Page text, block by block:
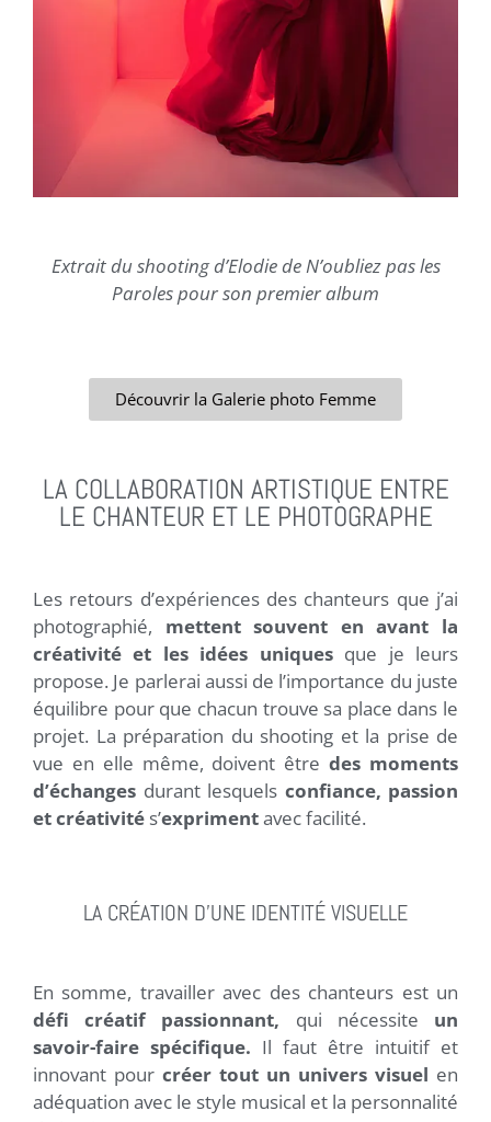
Extrait du shooting d’Elodie de N’oubliez pas les
Paroles pour son premier album
Découvrir la Galerie photo Femme
LA COLLABORATION ARTISTIQUE ENTRE
LE CHANTEUR ET LE PHOTOGRAPHE
Les retours d’expériences des chanteurs que j’ai
photographié, mettent souvent en avant la
créativité et les idées uniques que je leurs
propose. Je parlerai aussi de l’importance du juste
équilibre pour que chacun trouve sa place dans le
projet. La préparation du shooting et la prise de
vue en elle même, doivent êtredes moments
d’échanges durant lesquels confiance, passion
et créativité s’exprimentavec facilité.
LA CRÉATION D'UNE IDENTITÉ VISUELLE
En somme, travailler avec des chanteurs est un
défi créatif passionnant, qui nécessite un
savoir-faire spécifique. Il faut être intuitif et
innovant pour créer tout un univers visuel en
adéquation avec le style musical et la personnalité